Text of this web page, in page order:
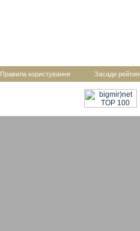
Правила користування Засади